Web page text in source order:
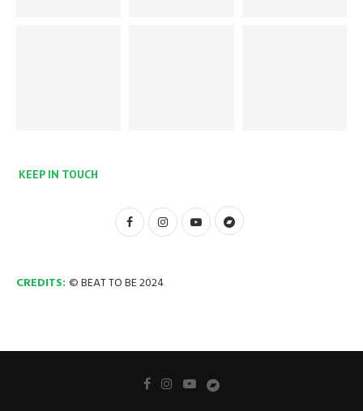
KEEP IN TOUCH
CREDITS: © BEAT TO BE 2024